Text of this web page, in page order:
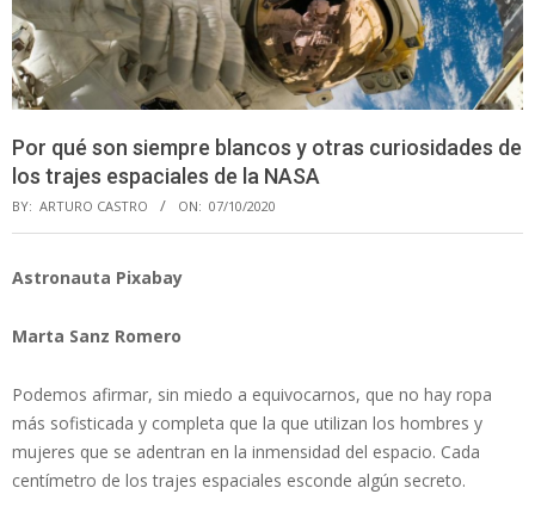
Por qué son siempre blancos y otras curiosidades de
los trajes espaciales de la NASA
BY: ARTURO CASTRO ON: 07/10/2020
Astronauta Pixabay
Marta Sanz Romero
Podemos afirmar, sin miedo a equivocarnos, que no hay ropa
más sofisticada y completa que la que utilizan los hombres y
mujeres que se adentran en la inmensidad del espacio. Cada
centímetro de los trajes espaciales esconde algún secreto.